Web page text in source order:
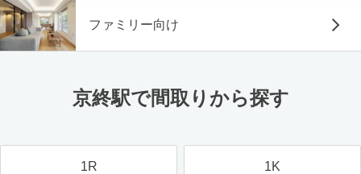
ファミリー向け
京終駅で間取りから探す
1R 1K